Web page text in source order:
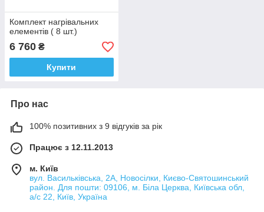
Комплект нагрівальних
елементів ( 8 шт.)
6 760 ₴
Купити
Про нас
100% позитивних з 9 відгуків за рік
Працює з 12.11.2013
м. Київ
вул. Васильківська, 2А, Новосілки, Києво-Святошинський
район. Для пошти: 09106, м. Біла Церква, Київська обл,
а/с 22, Київ, Україна